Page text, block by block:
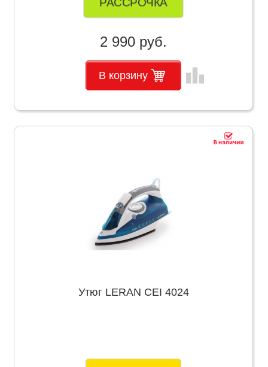
2 990 руб.
В корзину leaderboard
Утюг LERAN CEI 4024